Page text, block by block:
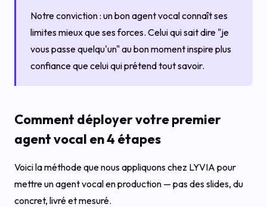
Notre conviction : un bon agent vocal connaît ses
limites mieux que ses forces. Celui qui sait dire "je
vous passe quelqu'un" au bon moment inspire plus
confiance que celui qui prétend tout savoir.
Comment déployer votre premier
agent vocal en 4 étapes
Voici la méthode que nous appliquons chez LYVIA pour
mettre un agent vocal en production — pas des slides, du
concret, livré et mesuré.